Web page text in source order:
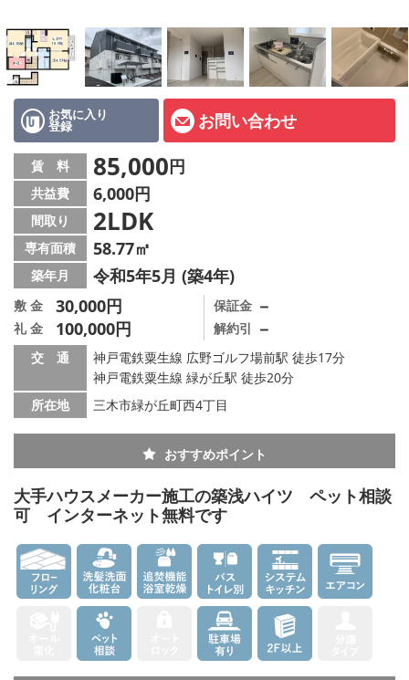
スタッフ紹介ページ
LINE公式アカウント
店舗情報·アクセス
会社概要
メールでお問い合わせ
お気に入り
登録 お問い合わせ
賃 料 85,000円
共益費 6,000円
間取り 2LDK
専有面積 58.77㎡
築年月 令和5年5月 (築4年)
敷 金 30,000円
礼 金 100,000円
保証金 －
解約引 －
交 通
神戸電鉄粟生線 広野ゴルフ場前駅 徒歩17分
神戸電鉄粟生線 緑が丘駅 徒歩20分
所在地
三木市緑が丘町西4丁目
おすすめポイント
大手ハウスメーカー施工の築浅ハイツ ペット相談
可 インターネット無料です